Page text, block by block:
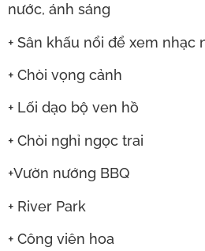
nước, ánh sáng
+ Sân khấu nổi để xem nhạc
+ Chòi vọng cảnh
+ Lối dạo bộ ven hồ
+ Chòi nghỉ ngọc trai
+Vườn nướng BBQ
+ River Park
+ Công viên hoa